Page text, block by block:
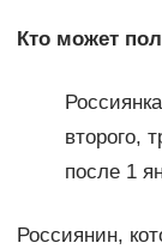
Кто может
второго,
после 1
Россиянин,